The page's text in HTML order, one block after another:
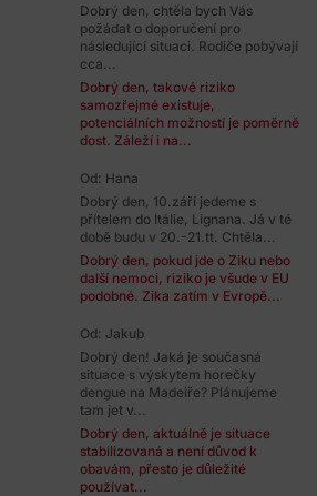
Dobrý den, chtěla bych Vás
požádat o doporučení pro
následující situaci. Rodiče pobývají
cca...
Dobrý den, takové riziko
samozřejmé existuje,
potenciálních možností je poměrně
dost. Záleží i na...
Od: Hana
Dobrý den, 10.září jedeme s
přítelem do Itálie, Lignana. Já v té
době budu v 20.-21.tt. Chtěla...
Dobrý den, pokud jde o Ziku nebo
další nemoci, riziko je všude v EU
podobné. Zika zatím v Evropě...
Od: Jakub
Dobrý den! Jaká je současná
situace s výskytem horečky
dengue na Madeiře? Plánujeme
tam jet v...
Dobrý den, aktuálně je situace
stabilizovaná a není důvod k
obavám, přesto je důležité
používat...